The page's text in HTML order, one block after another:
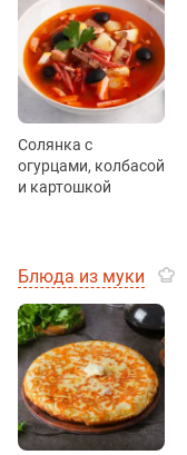
Солянка с
огурцами, колбасой
и картошкой
Блюда из муки